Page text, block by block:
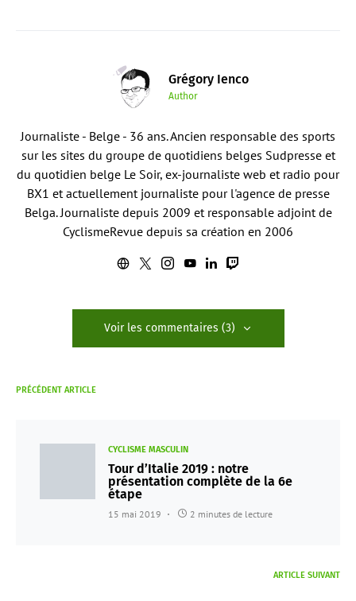
Grégory Ienco
Author
Journaliste - Belge - 36 ans. Ancien responsable des sports
sur les sites du groupe de quotidiens belges Sudpresse et
du quotidien belge Le Soir, ex-journaliste web et radio pour
BX1 et actuellement journaliste pour l'agence de presse
Belga. Journaliste depuis 2009 et responsable adjoint de
CyclismeRevue depuis sa création en 2006
Voir les commentaires (3)
PRÉCÉDENT ARTICLE
CYCLISME MASCULIN
Tour d’Italie 2019 : notre
présentation complète de la 6e
étape
15 mai 2019 2 minutes de lecture
ARTICLE SUIVANT